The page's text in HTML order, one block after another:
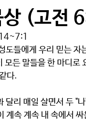
(고전
도들에게 우리 믿는 자
모든 말들을 한 마디로
다.
달리 매일 살면서 두 "
계속 계속 내 속에서